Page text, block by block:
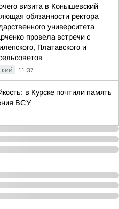
визита в Конышевский
обязанности ректора
университета
провела встречи с
Платавского и
11:37
в Курске почтили память
ВСУ